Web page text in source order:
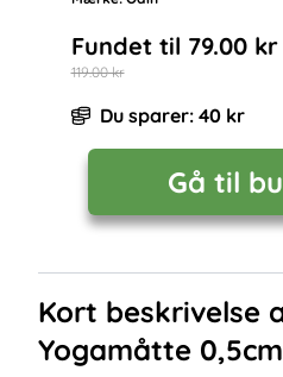
Fundet til 79.00kr
119.00kr
Du sparer: 40 kr
Gå til
Kort beskrivelse
Yogamåtte